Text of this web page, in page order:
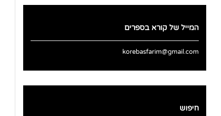
המייל של קורא בספרים
korebasfarim@gmail.com
חיפוש